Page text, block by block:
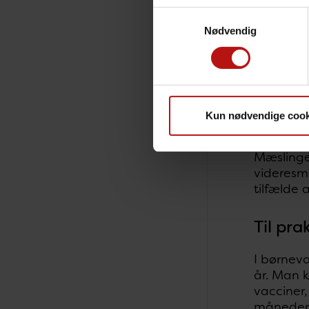
Nødvendig
Kun nødvendige
årgang,
Da
For
tilfælde
Til
I
år. Man